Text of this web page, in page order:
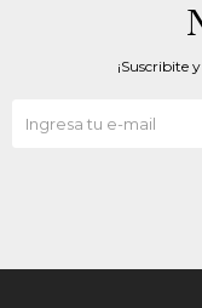
¡Suscribite